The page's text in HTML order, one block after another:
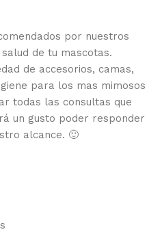
por nuestros
de tu mascotas.
de accesorios, camas,
para los mas mimosos
todas las consultas que
un gusto poder responder
alcance. 🙂